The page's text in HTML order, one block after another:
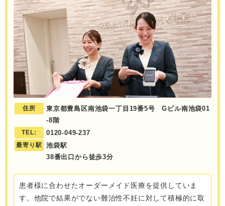
住所
東京都豊島区南池袋一丁目19番5号 Gビル南池袋01
-8階
TEL: 0120-049-237
最寄り駅
池袋駅
38番出口から徒歩3分
患者様に合わせたオーダーメイド医療を提供していま
す。他院で結果がでない難治性不妊に対して積極的に取